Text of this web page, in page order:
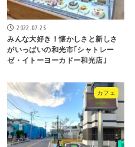
2022.07.25
みんな大好き！懐かしさと新しさ
がいっぱいの和光市｢シャトレー
ゼ・イトーヨーカドー和光店｣
カフェ